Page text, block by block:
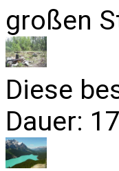
großen
Diese
Dauer: